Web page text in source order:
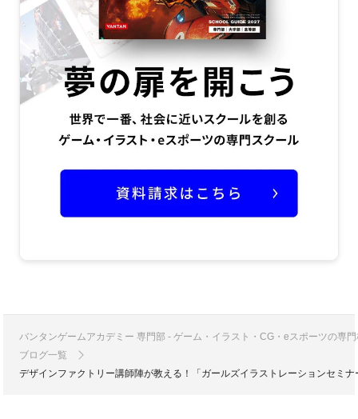
バンタンゲームアカデミー 専門部 - ゲーム・イラスト・CG・eスポーツの専
ブログ一覧
デザインファクトリー講師陣が教える！「ガールズイラストレーションセミ